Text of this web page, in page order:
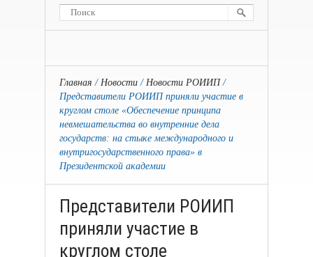
Главная Новости
Новости РОИИП
Представители РОИИП приняли участие в
круглом столе «Обеспечение принципа
невмешательства во внутренние дела
государств: на стыке международного и
внутригосударственного права» в
Президентской академии
Представители РОИИП
приняли участие в
круглом столе